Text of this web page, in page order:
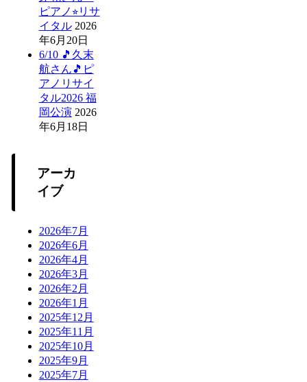
ピアノ⭐︎リサ
イタル 2026
年6月20日
6/10 🎵久末
航さん🎵ピ
アノリサイ
タル2026 福
岡公演 2026
年6月18日
アーカ
イブ
2026年7月
2026年6月
2026年4月
2026年3月
2026年2月
2026年1月
2025年12月
2025年11月
2025年10月
2025年9月
2025年7月